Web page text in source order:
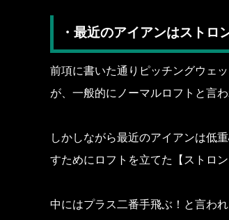
・最近のアイアンはストロ
前項に書いた通りピッチングウェ
が、一般的にノーマルロフトと言
しかしながら最近のアイアンは低
すためにロフトを立てた【ストロ
中にはプラス二番手飛ぶ！と言わ